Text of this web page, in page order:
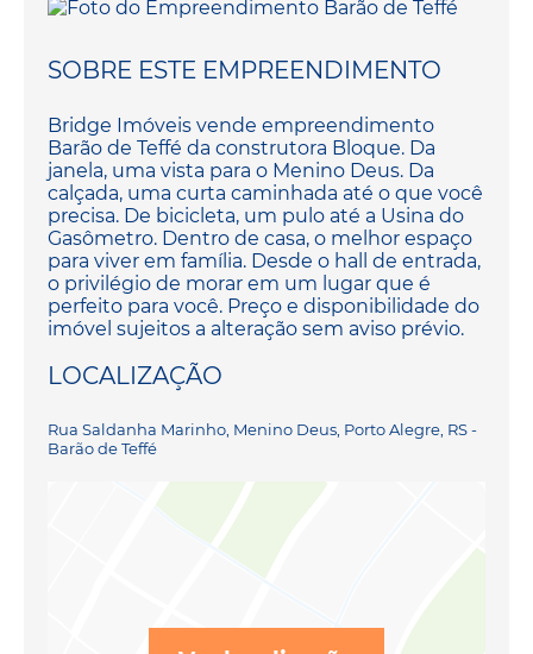
SOBRE ESTE EMPREENDIMENTO
Bridge Imóveis vende empreendimento
Barão de Teffé da construtora Bloque. Da
janela, uma vista para o Menino Deus. Da
calçada, uma curta caminhada até o que você
precisa. De bicicleta, um pulo até a Usina do
Gasômetro. Dentro de casa, o melhor espaço
para viver em família. Desde o hall de entrada,
o privilégio de morar em um lugar que é
perfeito para você. Preço e disponibilidade do
imóvel sujeitos a alteração sem aviso prévio.
LOCALIZAÇÃO
Rua Saldanha Marinho, Menino Deus, Porto Alegre, RS -
Barão de Teffé